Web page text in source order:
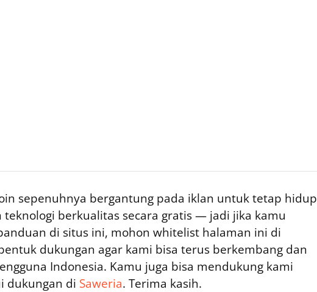
sepenuhnya bergantung pada iklan untuk tetap hidup
berkualitas secara gratis — jadi jika kamu
di situs ini, mohon whitelist halaman ini di
dukungan agar kami bisa terus berkembang dan
Indonesia. Kamu juga bisa mendukung kami
dukungan di Saweria. Terima kasih.